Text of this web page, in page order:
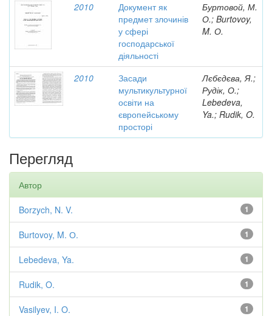
2010
Документ як
предмет злочинів
у сфері
господарської
діяльності
Буртовой, М.
О.; Burtovoy,
M. О.
2010
Засади
мультикультурної
освіти на
європейському
просторі
Лєбєдєва, Я.;
Рудік, О.;
Lebedeva,
Ya.; Rudik, O.
Перегляд
Автор
1
Borzych, N. V.
1
Burtovoy, M. О.
1
Lebedeva, Ya.
1
Rudik, O.
1
Vasilyev, I. O.